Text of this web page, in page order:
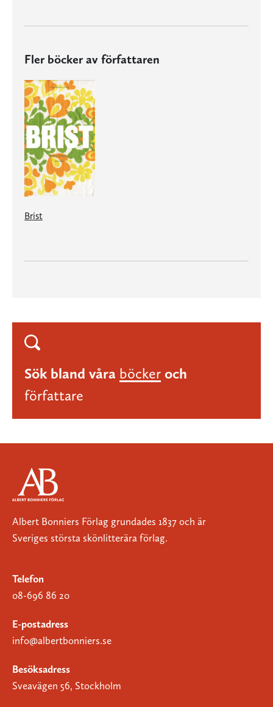
Fler böcker av författaren
Brist
Sök bland våra böcker och
författare
Albert Bonniers Förlag grundades 1837 och är
Sveriges största skönlitterära förlag.
Telefon
08-696 86 20
E-postadress
info@albertbonniers.se
Besöksadress
Sveavägen 56, Stockholm